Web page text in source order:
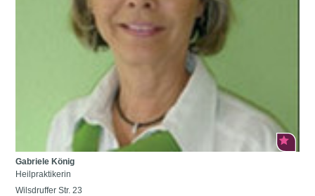
Gabriele König
Heilpraktikerin
Wilsdruffer Str. 23